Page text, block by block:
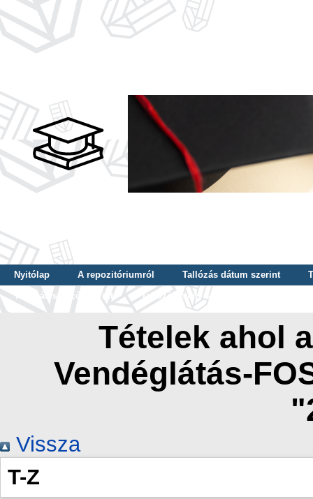
Nyitólap A repozitóriumról Tallózás dátum szerint
Tallózás szerző szerint
Tallózás nyelv szerint
Tételek ahol
Vendéglátás-
Vissza
T-Z